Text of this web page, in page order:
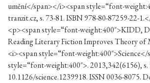
umění</span></i><span style=“font-
tranzit.cz, s. 73-81. ISBN 978-80-87259-22-
<p><span style=“font-weight:400″>KIDD,
Reading Literary Fiction Improves Theory of
<i><span style=“font-
style=“font-weight:400″>. 2013,342(6156),
10.1126/science.1239918. ISSN 0036-8075.